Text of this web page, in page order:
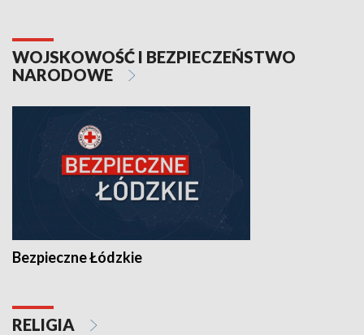
WOJSKOWOŚĆ I BEZPIECZEŃSTWO
NARODOWE
Bezpieczne Łódzkie
RELIGIA